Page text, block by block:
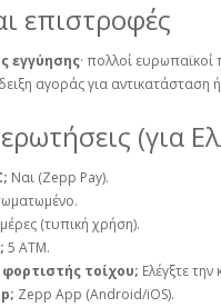
επιστροφές
εγγύησης· πολλοί
αγοράς για αντικατάσταση
(για
Ναι (Zepp Pay).
(τυπική χρήση).
5 ATM.
τοίχου; Ελέγξτε
Zepp App (Android/iOS).